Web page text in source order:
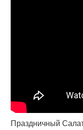
Праздничный